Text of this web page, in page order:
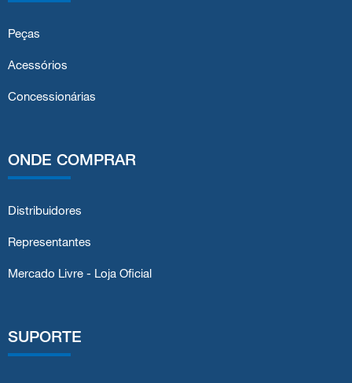
Peças
Acessórios
Concessionárias
ONDE COMPRAR
Distribuidores
Representantes
Mercado Livre - Loja Oficial
SUPORTE